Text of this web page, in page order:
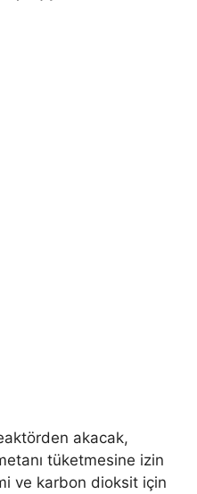
akacak,
tüketmesine izin
ve karbon dioksit için